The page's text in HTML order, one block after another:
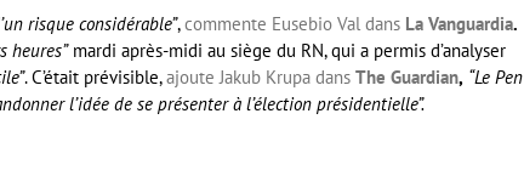
risque considérable”,commente Eusebio Val dans La Vanguardia.
heures”mardi après-midi au siège du RN, qui a permis d’analyser
. C’était prévisible,ajoute Jakub Krupa dans The Guardian, “Le Pen
l’idée de se présenter à l’élection présidentielle”.